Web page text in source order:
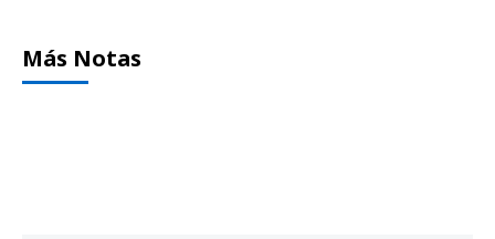
Más Notas